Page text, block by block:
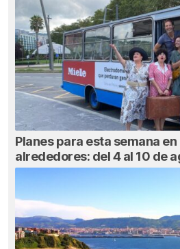
Planes para esta semana en
alrededores: del 4 al 10 de